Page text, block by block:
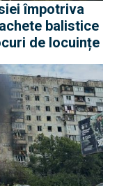
împotriva
balistice
de locuințe